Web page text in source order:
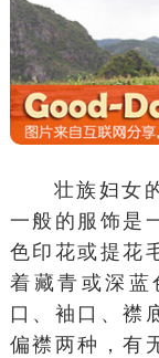
壮族妇女
一般的服饰是
色印花或提花
着 藏青 或深蓝
口、袖口、襟
偏襟两种，有